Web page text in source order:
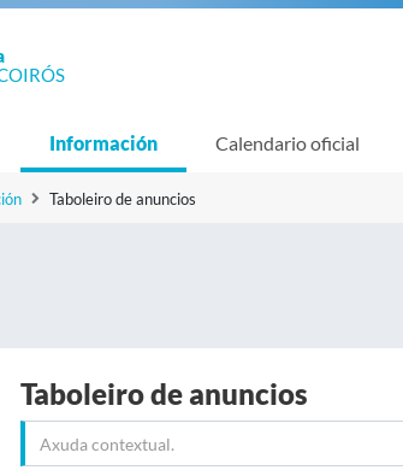
Información Calendario oficial
Taboleiro de anuncios
Taboleiro de anuncios